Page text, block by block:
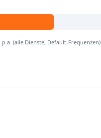
p.a. (alle Dienste, Default-Frequenzen)